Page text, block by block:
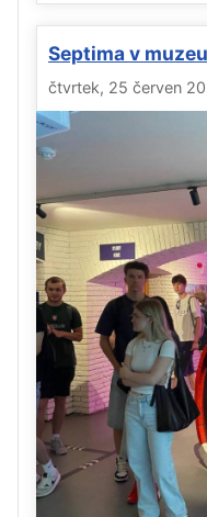
Septima v
čtvrtek, 25 červen